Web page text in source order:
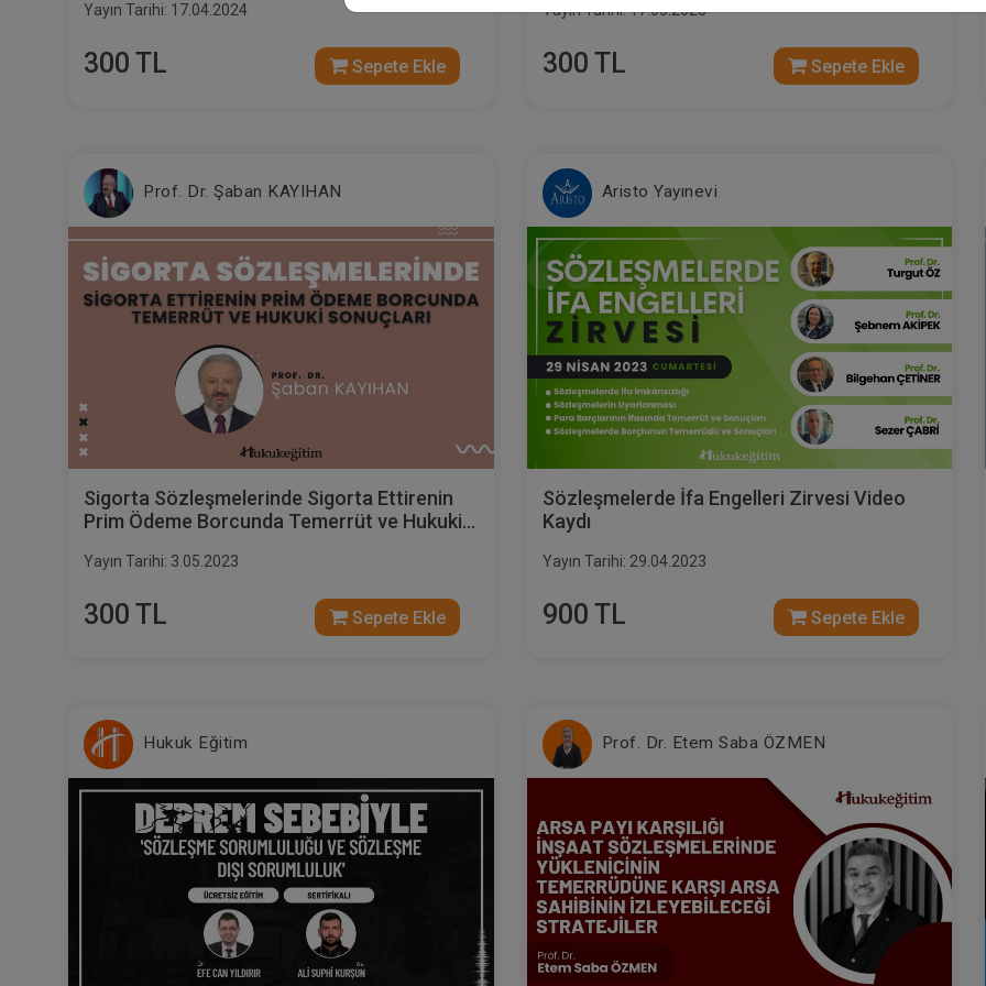
Yayın Tarihi: 17.04.2024
300 TL Sepete Ekle
Yayın Tarihi: 17.03.2023
300 TL Sepete Ekle
Prof. Dr. Şaban KAYIHAN
Sigorta Sözleşmelerinde Sigorta Ettirenin
Prim Ödeme Borcunda Temerrüt ve Hukuki
Yayın Tarihi: 3.05.2023
300 TL Sepete Ekle
Aristo Yayınevi
Sözleşmelerde İfa Engelleri Zirvesi Video
Kaydı
Yayın Tarihi: 29.04.2023
900 TL Sepete Ekle
Hukuk Eğitim Prof. Dr. Etem Saba ÖZMEN